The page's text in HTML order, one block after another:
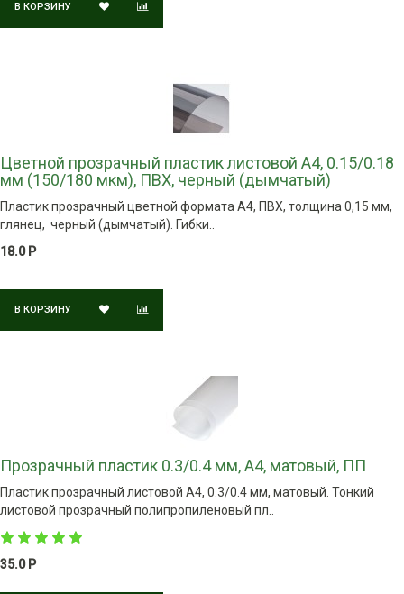
В КОРЗИНУ
Цветной прозрачный пластик листовой A4, 0.15/0.18
мм (150/180 мкм), ПВХ, черный (дымчатый)
Пластик прозрачный цветной формата A4, ПВХ, толщина 0,15 мм,
глянец, черный (дымчатый). Гибки..
18.0 Р
В КОРЗИНУ
Прозрачный пластик 0.3/0.4 мм, А4, матовый, ПП
Пластик прозрачный листовой A4, 0.3/0.4 мм, матовый. Тонкий
листовой прозрачный полипропиленовый пл..
35.0 Р